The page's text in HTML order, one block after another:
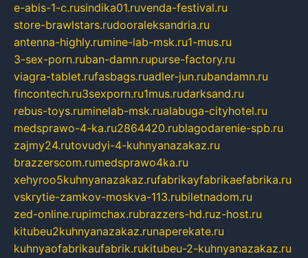
e-abis-1-c.rusindika01.ruvenda-festival.ru
store-brawlstars.rudooraleksandria.ru
antenna-highly.rumine-lab-msk.ru1-mus.ru
3-sex-porn.ruban-damn.rupurse-factory.ru
viagra-tablet.rufasbags.ruadler-jun.rubandamn.ru
fincontech.ru3sexporn.ru1mus.rudarksand.ru
rebus-toys.ruminelab-msk.rualabuga-cityhotel.ru
medsprawo-4-ka.ru2864420.rublagodarenie-spb.ru
zajmy24.rutovudyi-4-kuhnyanazakaz.ru
brazzerscom.rumedsprawo4ka.ru
xehyroo5kuhnyanazakaz.rufabrikayfabrikaefabrika.ru
vskrytie-zamkov-moskva-113.rubiletnadom.ru
zed-online.rupimchax.rubrazzers-hd.ruz-host.ru
kitubeu2kuhnyanazakaz.runaperekate.ru
kuhnyaofabrikaufabrik.rukitubeu-2-kuhnyanazakaz.ru